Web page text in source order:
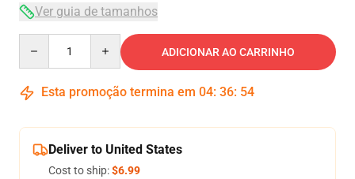
Ver guia de tamanhos
ADICIONAR AO CARRINHO
Esta promoção termina em 04: 36: 54
Deliver to United States
Cost to ship:$6.99